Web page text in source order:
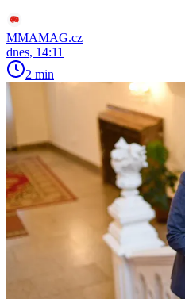
MMAMAG.cz
dnes, 14:11
2 min